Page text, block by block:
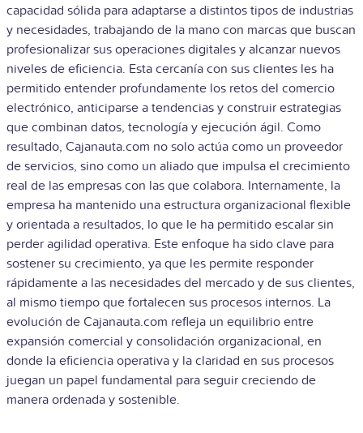
capacidad sólida para adaptarse a distintos tipos de industrias
y necesidades, trabajando de la mano con marcas que buscan
profesionalizar sus operaciones digitales y alcanzar nuevos
niveles de eficiencia. Esta cercanía con sus clientes les ha
permitido entender profundamente los retos del comercio
electrónico, anticiparse a tendencias y construir estrategias
que combinan datos, tecnología y ejecución ágil. Como
resultado, Cajanauta.com no solo actúa como un proveedor
de servicios, sino como un aliado que impulsa el crecimiento
real de las empresas con las que colabora. Internamente, la
empresa ha mantenido una estructura organizacional flexible
y orientada a resultados, lo que le ha permitido escalar sin
perder agilidad operativa. Este enfoque ha sido clave para
sostener su crecimiento, ya que les permite responder
rápidamente a las necesidades del mercado y de sus clientes,
al mismo tiempo que fortalecen sus procesos internos. La
evolución de Cajanauta.com refleja un equilibrio entre
expansión comercial y consolidación organizacional, en
donde la eficiencia operativa y la claridad en sus procesos
juegan un papel fundamental para seguir creciendo de
manera ordenada y sostenible.